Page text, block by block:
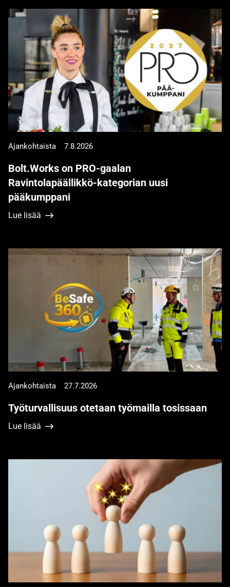
Ajankohtaista 7.8.2026
Bolt.Works on PRO-gaalan
Ravintolapäällikkö-kategorian uusi
pääkumppani
Lue lisää
Ajankohtaista 27.7.2026
Työturvallisuus otetaan työmailla tosissaan
Lue lisää